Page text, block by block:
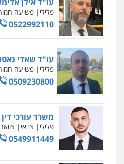
פלילי פשיעה
0522992110
עו"ד שאדי
פלילי פשיעה
0509230800
משרד עורכי
פלילי צבאי
0549911449